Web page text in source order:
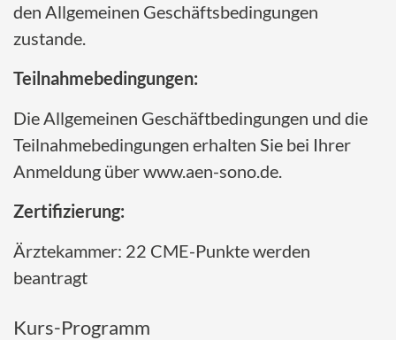
den Allgemeinen Geschäftsbedingungen
zustande.
Teilnahmebedingungen:
Die Allgemeinen Geschäftbedingungen und die
Teilnahmebedingungen erhalten Sie bei Ihrer
Anmeldung über www.aen-sono.de.
Zertifizierung:
Ärztekammer: 22 CME-Punkte werden
beantragt
Kurs-Programm